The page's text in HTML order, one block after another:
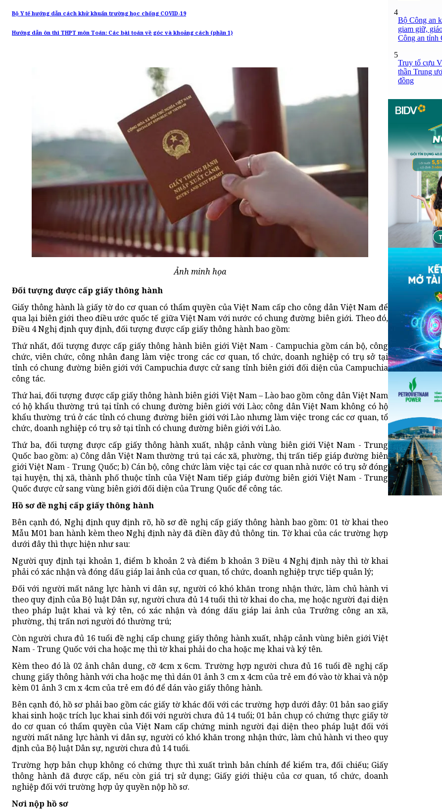
Bộ Y tế hướng dẫn cách khử khuẩn trường học chống COVID-19
Hướng dẫn ôn thi THPT môn Toán: Các bài toán về góc và khoảng cách (phần 1)
Ảnh minh họa
Đối tượng được cấp giấy thông hành
Giấy thông hành là giấy tờ do cơ quan có thẩm quyền của Việt Nam cấp cho công dân Việt Nam để
qua lại biên giới theo điều ước quốc tế giữa Việt Nam với nước có chung đường biên giới. Theo đó,
Điều 4 Nghị định quy định, đối tượng được cấp giấy thông hành bao gồm:
Thứ nhất, đối tượng được cấp giấy thông hành biên giới Việt Nam - Campuchia gồm cán bộ, công
chức, viên chức, công nhân đang làm việc trong các cơ quan, tổ chức, doanh nghiệp có trụ sở tại
tỉnh có chung đường biên giới với Campuchia được cử sang tỉnh biên giới đối diện của Campuchia
công tác.
Thứ hai, đối tượng được cấp giấy thông hành biên giới Việt Nam – Lào bao gồm công dân Việt Nam
có hộ khẩu thường trú tại tỉnh có chung đường biên giới với Lào; công dân Việt Nam không có hộ
khẩu thường trú ở các tỉnh có chung đường biên giới với Lào nhưng làm việc trong các cơ quan, tổ
chức, doanh nghiệp có trụ sở tại tỉnh có chung đường biên giới với Lào.
Thứ ba, đối tượng được cấp giấy thông hành xuất, nhập cảnh vùng biên giới Việt Nam - Trung
Quốc bao gồm: a) Công dân Việt Nam thường trú tại các xã, phường, thị trấn tiếp giáp đường biên
giới Việt Nam - Trung Quốc; b) Cán bộ, công chức làm việc tại các cơ quan nhà nước có trụ sở đóng
tại huyện, thị xã, thành phố thuộc tỉnh của Việt Nam tiếp giáp đường biên giới Việt Nam - Trung
Quốc được cử sang vùng biên giới đối diện của Trung Quốc để công tác.
Hồ sơ đề nghị cấp giấy thông hành
Bên cạnh đó, Nghị định quy định rõ, hồ sơ đề nghị cấp giấy thông hành bao gồm: 01 tờ khai theo
Mẫu M01 ban hành kèm theo Nghị định này đã điền đầy đủ thông tin. Tờ khai của các trường hợp
dưới đây thì thực hiện như sau:
Người quy định tại khoản 1, điểm b khoản 2 và điểm b khoản 3 Điều 4 Nghị định này thì tờ khai
phải có xác nhận và đóng dấu giáp lai ảnh của cơ quan, tổ chức, doanh nghiệp trực tiếp quản lý;
Đối với người mất năng lực hành vi dân sự, người có khó khăn trong nhận thức, làm chủ hành vi
theo quy định của Bộ luật Dân sự, người chưa đủ 14 tuổi thì tờ khai do cha, mẹ hoặc người đại diện
theo pháp luật khai và ký tên, có xác nhận và đóng dấu giáp lai ảnh của Trưởng công an xã,
phường, thị trấn nơi người đó thường trú;
Còn người chưa đủ 16 tuổi đề nghị cấp chung giấy thông hành xuất, nhập cảnh vùng biên giới Việt
Nam - Trung Quốc với cha hoặc mẹ thì tờ khai phải do cha hoặc mẹ khai và ký tên.
Kèm theo đó là 02 ảnh chân dung, cỡ 4cm x 6cm. Trường hợp người chưa đủ 16 tuổi đề nghị cấp
chung giấy thông hành với cha hoặc mẹ thì dán 01 ảnh 3 cm x 4cm của trẻ em đó vào tờ khai và nộp
kèm 01 ảnh 3 cm x 4cm của trẻ em đó để dán vào giấy thông hành.
Bên cạnh đó, hồ sơ phải bao gồm các giấy tờ khác đối với các trường hợp dưới đây: 01 bản sao giấy
khai sinh hoặc trích lục khai sinh đối với người chưa đủ 14 tuổi; 01 bản chụp có chứng thực giấy tờ
do cơ quan có thẩm quyền của Việt Nam cấp chứng minh người đại diện theo pháp luật đối với
người mất năng lực hành vi dân sự, người có khó khăn trong nhận thức, làm chủ hành vi theo quy
định của Bộ luật Dân sự, người chưa đủ 14 tuổi.
Trường hợp bản chụp không có chứng thực thì xuất trình bản chính để kiểm tra, đối chiếu; Giấy
thông hành đã được cấp, nếu còn giá trị sử dụng; Giấy giới thiệu của cơ quan, tổ chức, doanh
nghiệp đối với trường hợp ủy quyền nộp hồ sơ.
Nơi nộp hồ sơ
4
Bộ Công an
giam giữ,
Công an tỉnh
5
Truy tố cựu
thần Trung
đồng